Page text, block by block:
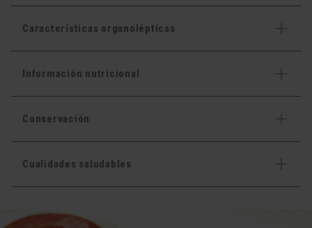
Características organolépticas
Información nutricional
Conservación
Cualidades saludables